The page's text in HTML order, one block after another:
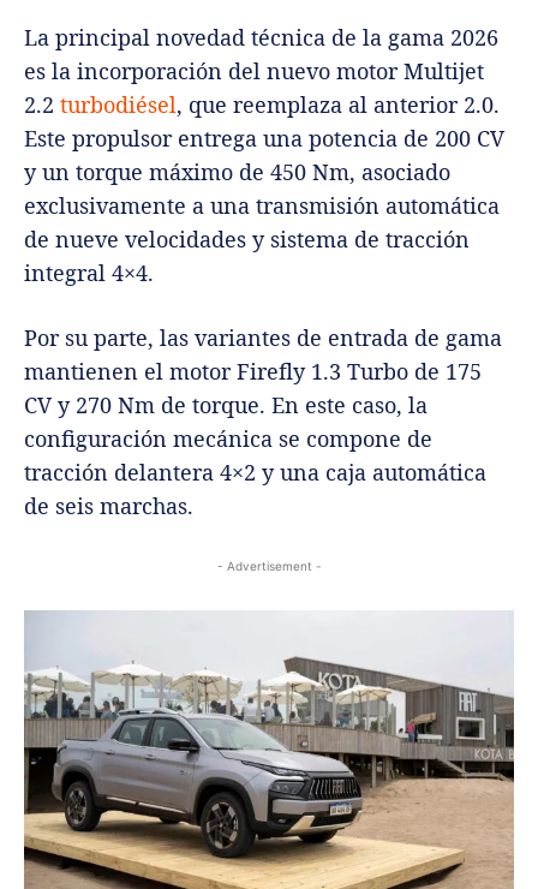
La principal novedad técnica de la gama 2026
es la incorporación del nuevo motor Multijet
2.2 turbodiésel, que reemplaza al anterior 2.0.
Este propulsor entrega una potencia de 200 CV
y un torque máximo de 450 Nm, asociado
exclusivamente a una transmisión automática
de nueve velocidades y sistema de tracción
integral 4×4.
Por su parte, las variantes de entrada de gama
mantienen el motor Firefly 1.3 Turbo de 175
CV y 270 Nm de torque. En este caso, la
configuración mecánica se compone de
tracción delantera 4×2 y una caja automática
de seis marchas.
- Advertisement -